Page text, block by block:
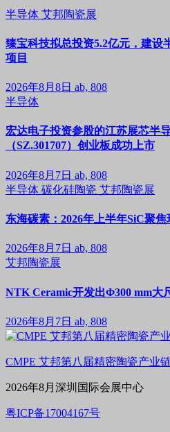
半导体 艾邦陶瓷展
臻宝科技拟总投资5.2亿元，建设
项目
2026年8月8日 ab, 808
半导体
宏达电子投资参股的江苏展芯半
（SZ.301707）创业板成功上市
2026年8月7日 ab, 808
半导体 碳化硅陶瓷 艾邦陶瓷展
东海碳素：2026年上半年SiC聚
2026年8月7日 ab, 808
艾邦陶瓷展
NTK Ceramic开发出Φ300 mm大
2026年8月7日 ab, 808
CMPE 艾邦第八届精密陶瓷产业
2026年8月深圳国际会展中心
粤ICP备17004167号